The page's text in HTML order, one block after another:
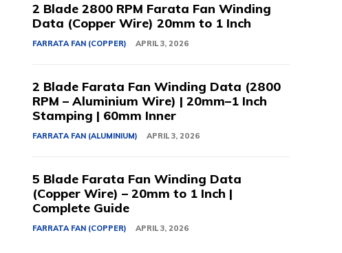
2 Blade 2800 RPM Farata Fan Winding
Data (Copper Wire) 20mm to 1 Inch
FARRATA FAN (COPPER) APRIL 3, 2026
2 Blade Farata Fan Winding Data (2800
RPM – Aluminium Wire) | 20mm–1 Inch
Stamping | 60mm Inner
FARRATA FAN (ALUMINIUM) APRIL 3, 2026
5 Blade Farata Fan Winding Data
(Copper Wire) – 20mm to 1 Inch |
Complete Guide
FARRATA FAN (COPPER) APRIL 3, 2026